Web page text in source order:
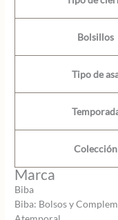
Bolsillos
Tipo de
Colección
Marca
Biba
Biba: Bolsos y